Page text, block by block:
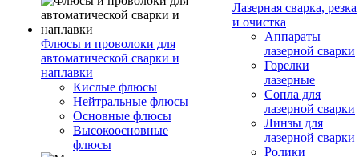
Флюсы и проволоки для
автоматической сварки и
наплавки
Кислые флюсы
Нейтральные флюсы
Основные флюсы
Высокоосновные
флюсы
Лазерная сварка, резка
и очистка
Аппараты
лазерной сварки
Горелки
лазерные
Сопла для
лазерной сварки
Линзы для
лазерной сварки
Ролики